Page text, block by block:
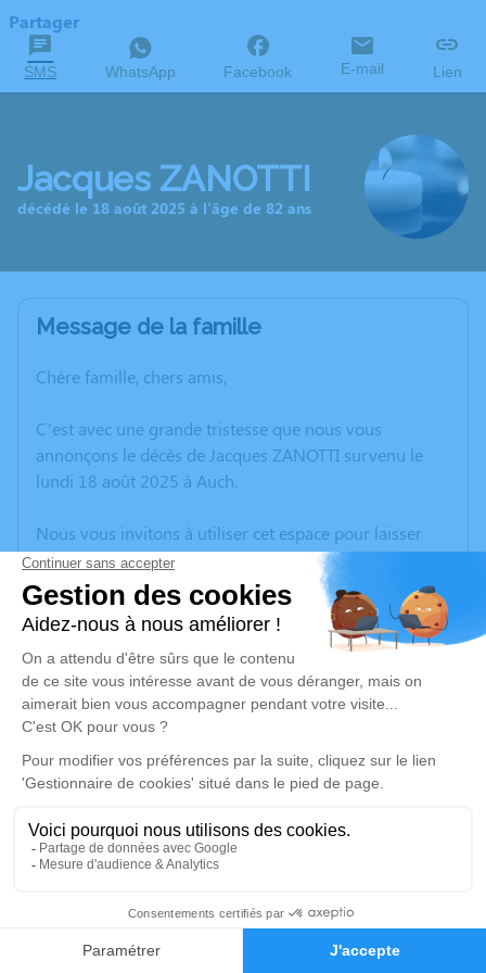
Faire-part Hommages
Partager
SMS WhatsApp Facebook E-mail Lien
Jacques ZANOTTI
décédé le 18 août 2025 à l'âge de 82 ans
Message de la famille
Chère famille, chers amis,
C’est avec une grande tristesse que nous vous
annonçons le décès de Jacques ZANOTTI survenu le
lundi 18 août 2025 à Auch.
Nous vous invitons à utiliser cet espace pour laisser
vos condoléances, partager des photos souvenirs, une
anecdote ou exprimer vos pensées à travers des
poèmes ou des textes. Cet endroit est un lieu
d'expression dédié à honorer la mémoire de Jacques
ZANOTTI.
Un service de plantation d’arbre hommage est
disponible ici.
Je rends hommage
Cérémonie religieuse
Église de Marciac
Rue Saint-Jean